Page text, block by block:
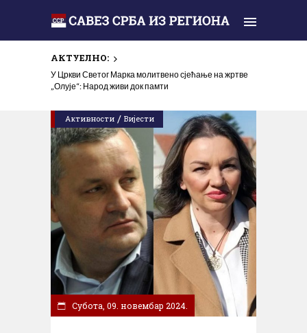
АКТУЕЛНО:
У Цркви Светог Марка молитвено сјећање на жртве
„Олује“: Народ живи док памти
Активности / Вијести
Субота, 09. новембар 2024.